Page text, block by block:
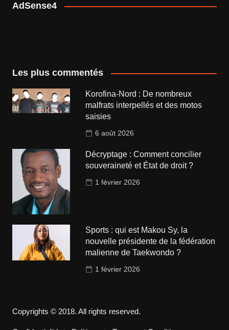
AdSense4
Les plus commentés
Korofina-Nord : De nombreux
malfrats interpellés et des motos
saisies
6 août 2026
Décryptage : Comment concilier
souveraineté et État de droit ?
1 février 2026
Sports : qui est Makou Sy, la
nouvelle présidente de la fédération
malienne de Taekwondo ?
1 février 2026
Copyrights © 2018. All rights reserved.